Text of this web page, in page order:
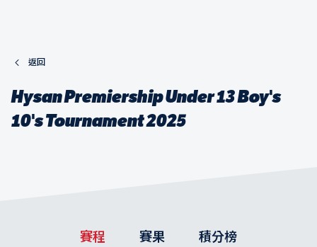
返回
Hysan Premiership Under 13 Boy's
10's Tournament 2025
賽程 賽果 積分榜